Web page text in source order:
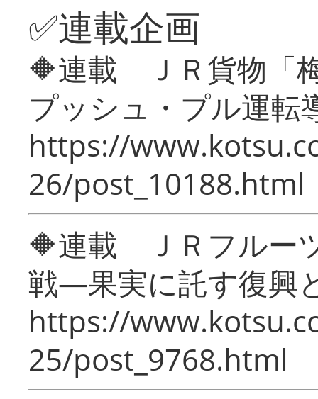
✅連載企画
🔶連載 ＪＲ貨物「
プッシュ・プル運転
https://
26/post_10188.html
🔶連載 ＪＲフルー
戦―果実に託す復興
https://
25/post_9768.html